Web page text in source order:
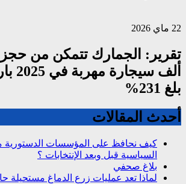
22 ماي 2026
ألف
بلغ 231%
أحدث المقالات
كيف نحافظ على المؤسسات الدستورية
السياسية قبل وبعد الإنتخابات ؟
بلاغ صحفي
لماذا تعد عمليات زرع الدماغ مستحيلة